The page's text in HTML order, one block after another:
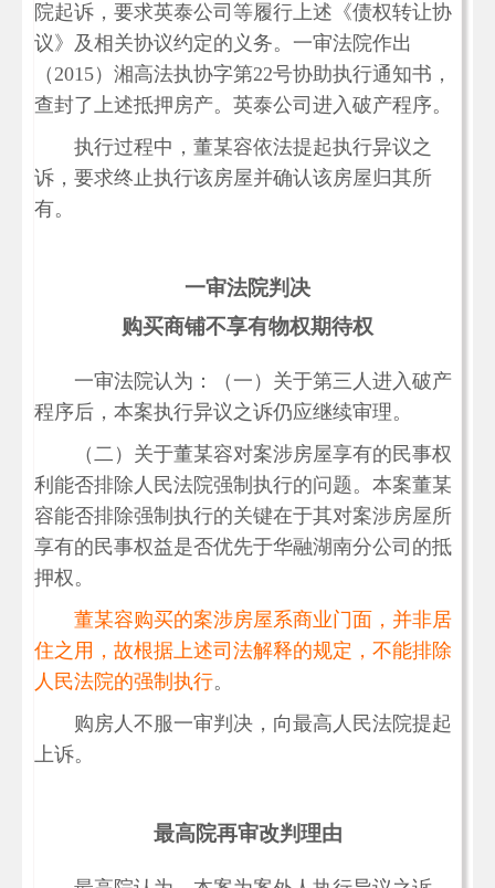
院起诉，要求英泰公司等履行上述《债权转让协
议》及相关协议约定的义务。一审法院作出
（2015）湘高法执协字第22号协助执行通知书，
查封了上述抵押房产。英泰公司进入破产程序。
执行过程中，董某容依法提起执行异议之
诉，要求终止执行该房屋并确认该房屋归其所
有。
一审法院判决
购买商铺不享有物权期待权
一审法院认为：（一）关于第三人进入破产
程序后，本案执行异议之诉仍应继续审理。
（二）关于董某容对案涉房屋享有的民事权
利能否排除人民法院强制执行的问题。本案董某
容能否排除强制执行的关键在于其对案涉房屋所
享有的民事权益是否优先于华融湖南分公司的抵
押权。
董某容购买的案涉房屋系商业门面，并非居
住之用，故根据上述司法解释的规定，不能排除
人民法院的强制执行。
购房人不服一审判决，向最高人民法院提起
上诉。
最高院再审改判理由